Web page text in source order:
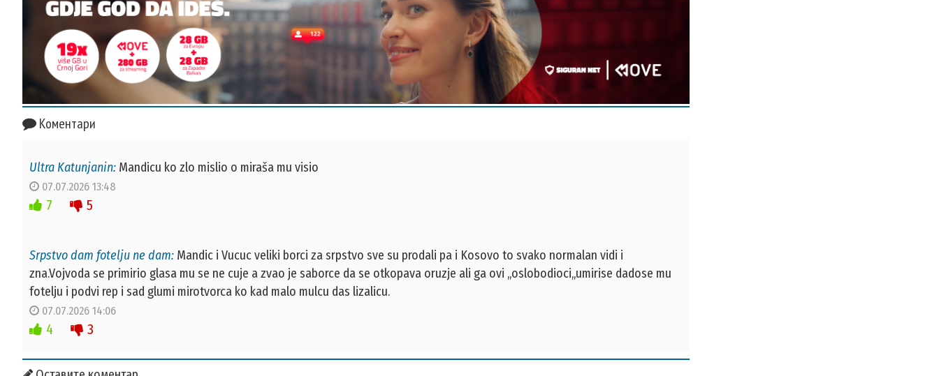
Коментари
Ultra Katunjanin: Mandicu ko zlo mislio o miraša mu visio
07.07.2026 13:48
7 5
Srpstvo dam fotelju ne dam: Mandic i Vucuc veliki borci za srpstvo sve su prodali pa i Kosovo to svako normalan vidi i
zna.Vojvoda se primirio glasa mu se ne cuje a zvao je saborce da se otkopava oruzje ali ga ovi ,,oslobodioci,,umirise dadose mu
fotelju i podvi rep i sad glumi mirotvorca ko kad malo mulcu das lizalicu.
07.07.2026 14:06
4 3